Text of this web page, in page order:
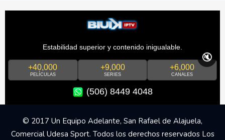
Estabilidad superior y contenido inigualable.
+40,000
PELÍCULAS
+9,000
SERIES
+6,000
CANALES
(506) 8449 4048
🔇
© 2017 Un Equipo Adelante, San Rafael de Alajuela,
Comercial Udesa Sport. Todos los derechos reservados Los